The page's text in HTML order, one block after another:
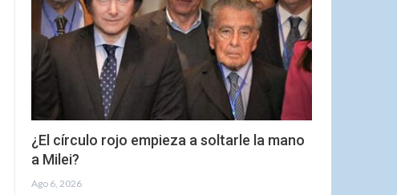
¿El círculo rojo empieza a soltarle la mano
a Milei?
Ago 6, 2026